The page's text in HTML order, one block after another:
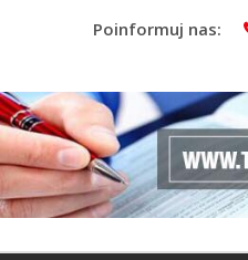
Poinformuj nas: